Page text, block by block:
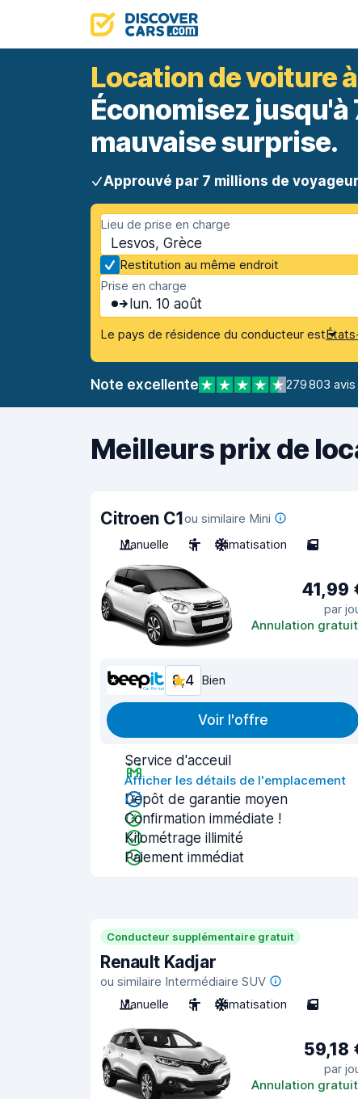
Location de voiture
Économisez jusqu'à
mauvaise surprise.
Approuvé par 7 millions de
Lieu de prise en charge
Lesvos, Grèce
Restitution au même endroit
Prise en charge
lun. 10 août
Le pays de résidence du conducteur est
Note excellente 279 803
Meilleurs prix de
Citroen C1ou similaire Mini
Manuelle
5 Climatisation 5
41,99
par
Annulation
8,4 Bien
Voir l'offre
Service d'acceuil
Afficher les détails de l'emplacement
Dépôt de garantie moyen
Confirmation immédiate !
Kilométrage illimité
Paiement immédiat
Conducteur supplémentaire gratuit
Renault Kadjar
ou similaire Intermédiaire SUV
Manuelle
5 Climatisation 5
59,18
par
Annulation